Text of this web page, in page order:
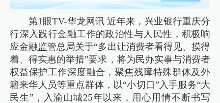
第1眼TV-华龙网讯 近年来，兴业银行重庆分
行深入践行金融工作的政治性与人民性，积极响
应金融监管总局关于“多出让消费者看得见、摸得
着、得实惠的举措”要求，将为民办实事与消费者
权益保护工作深度融合，聚焦残障特殊群体及外
籍来华人员等重点群体，以“小切口”入手服务“大
民生”，入渝山城25年以来，用心用情不断书写